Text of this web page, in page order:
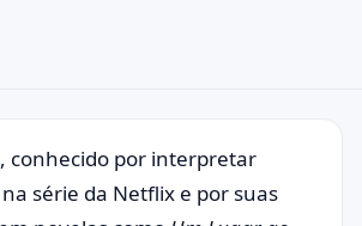
conhecido por interpretar
série da Netflix e por suas